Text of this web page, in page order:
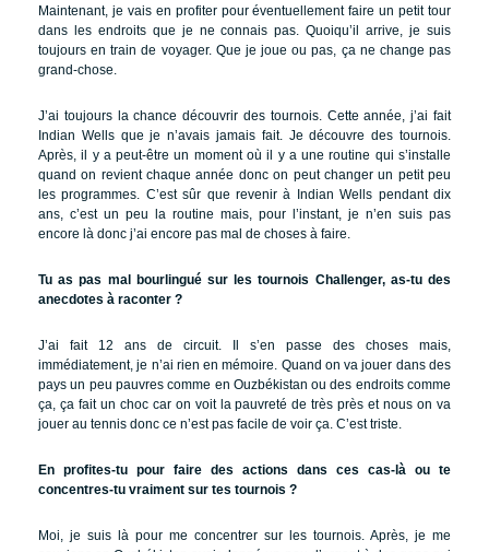
Maintenant, je vais en profiter pour éventuellement faire un petit tour
dans les endroits que je ne connais pas. Quoiqu’il arrive, je suis
toujours en train de voyager. Que je joue ou pas, ça ne change pas
grand-chose.
J’ai toujours la chance découvrir des tournois. Cette année, j’ai fait
Indian Wells que je n’avais jamais fait. Je découvre des tournois.
Après, il y a peut-être un moment où il y a une routine qui s’installe
quand on revient chaque année donc on peut changer un petit peu
les programmes. C’est sûr que revenir à Indian Wells pendant dix
ans, c’est un peu la routine mais, pour l’instant, je n’en suis pas
encore là donc j’ai encore pas mal de choses à faire.
Tu as pas mal bourlingué sur les tournois Challenger, as-tu des
anecdotes à raconter ?
J’ai fait 12 ans de circuit. Il s’en passe des choses mais,
immédiatement, je n’ai rien en mémoire. Quand on va jouer dans des
pays un peu pauvres comme en Ouzbékistan ou des endroits comme
ça, ça fait un choc car on voit la pauvreté de très près et nous on va
jouer au tennis donc ce n’est pas facile de voir ça. C’est triste.
En profites-tu pour faire des actions dans ces cas-là ou te
concentres-tu vraiment sur tes tournois ?
Moi, je suis là pour me concentrer sur les tournois. Après, je me